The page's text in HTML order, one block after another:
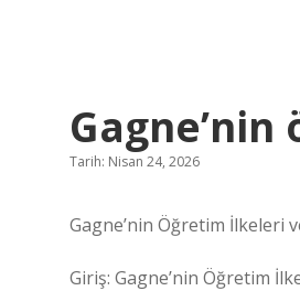
Tarih: Nisan 24, 2026
Gagne’nin Öğretim İlkeleri
Giriş: Gagne’nin Öğretim